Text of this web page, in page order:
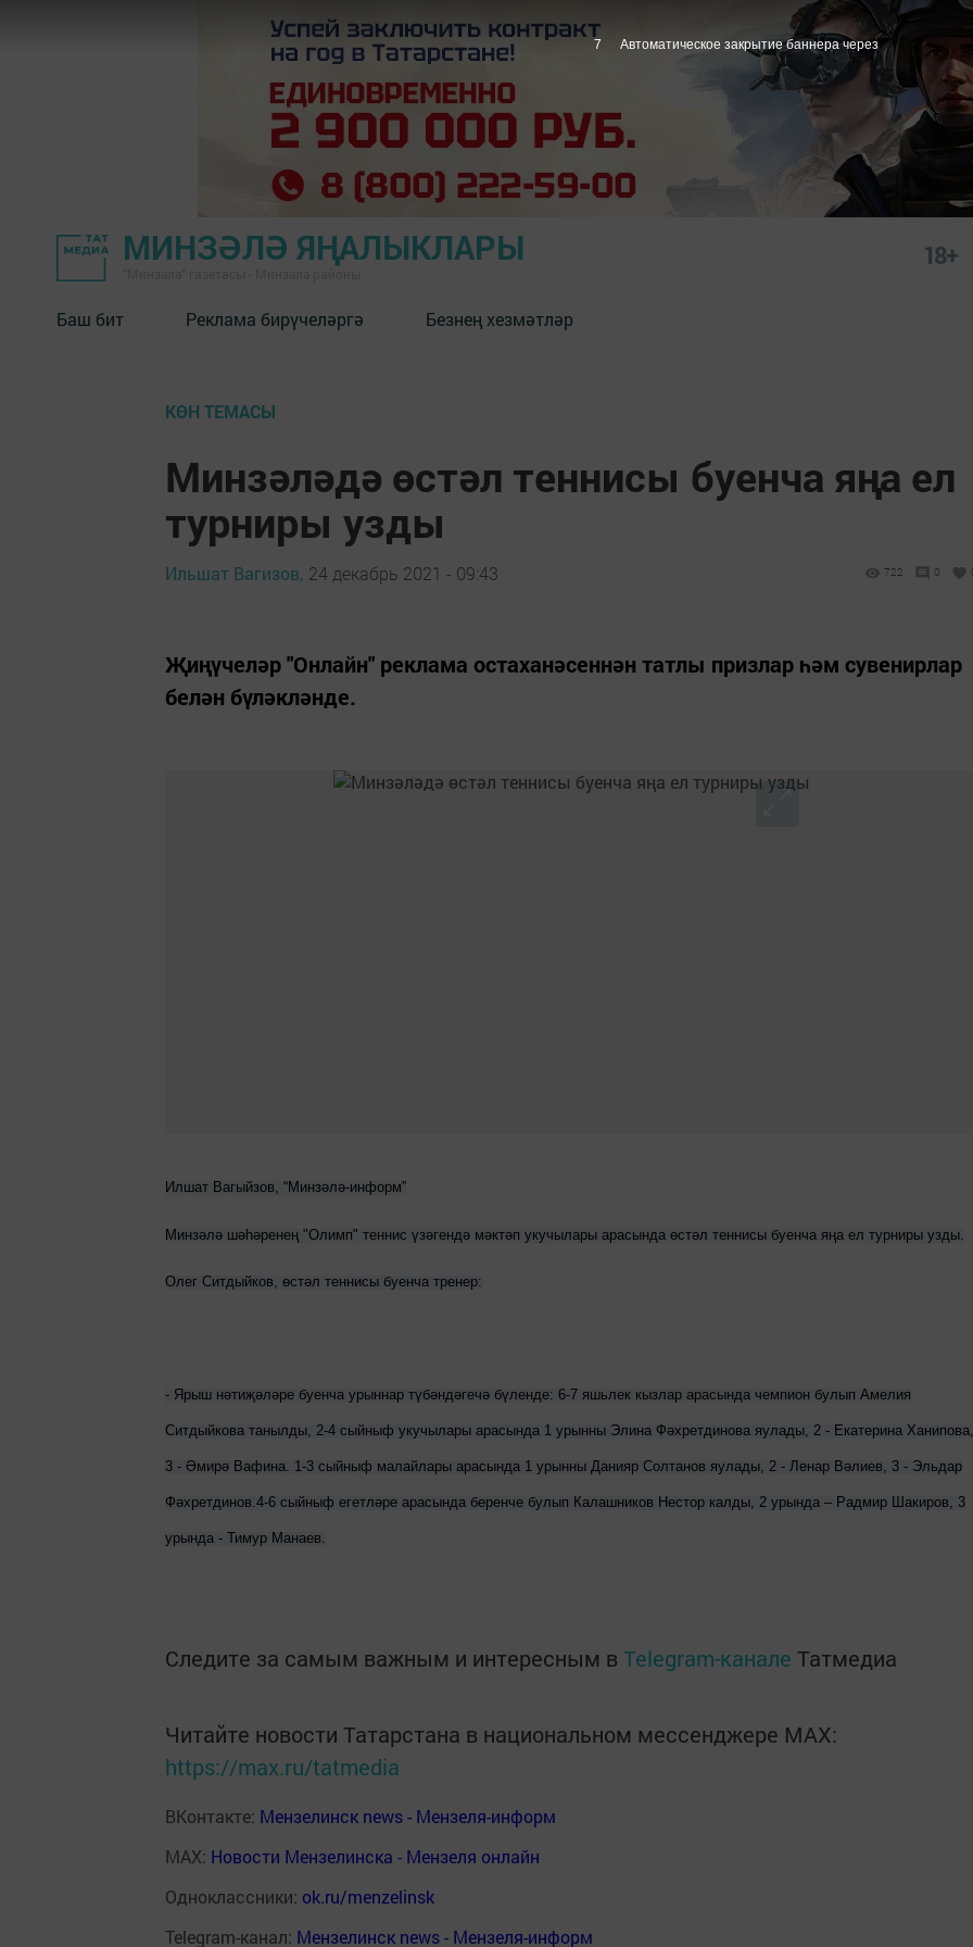
МИНЗӘЛӘ ЯҢАЛЫКЛАРЫ 18+
Баш бит Реклама бирүчеләргә Безнең хезмәтләр
КӨН ТЕМАСЫ
Минзәләдә өстәл теннисы буенча яңа ел
турниры узды
Ильшат Вагизов, 24 декабрь 2021 - 09:43 722 0
Җиңүчеләр "Онлайн" реклама остаханәсеннән татлы призлар һәм сувенирлар
белән бүләкләнде.
Илшат Вагыйзов, “Минзәлә-информ”
Минзәлә шәһәренең "Олимп" теннис үзәгендә мәктәп укучылары арасында өстәл теннисы буенча яңа ел турниры узды.
Олег Ситдыйков, өстәл теннисы буенча тренер:
- Ярыш нәтиҗәләре буенча урыннар түбәндәгечә бүленде: 6-7 яшьлек кызлар арасында чемпион булып Амелия
Ситдыйкова танылды, 2-4 сыйныф укучылары арасында 1 урынны Элина Фәхретдинова яулады, 2 - Екатерина Ханипова,
3 - Әмирә Вафина. 1-3 сыйныф малайлары арасында 1 урынны Данияр Солтанов яулады, 2 - Ленар Вәлиев, 3 - Эльдар
Фәхретдинов.4-6 сыйныф егетләре арасында беренче булып Калашников Нестор калды, 2 урында – Радмир Шакиров, 3
урында - Тимур Манаев.
Следите за самым важным и интересным в Telegram-канале Татмедиа
Читайте новости Татарстана в национальном мессенджере MАХ:
https://max.ru/tatmedia
ВКонтакте: Мензелинск news - Мензеля-информ
MAX: Новости Мензелинска - Мензеля онлайн
Одноклассники: ok.ru/menzelinsk
Telegram-канал: Мензелинск news - Мензеля-информ
6 Автоматическое закрытие баннера через